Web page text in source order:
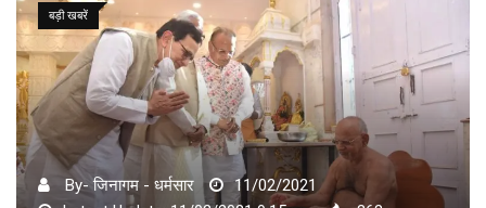
बड़ी खबरें
By- जिनागम - धर्मसार
11/02/2021